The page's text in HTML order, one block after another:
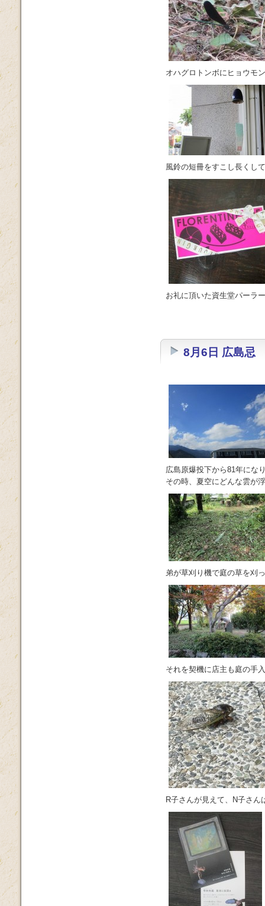
オハグロトンボにヒョウモ
風鈴の短冊をすこし長くし
お礼に頂いた資生堂パーラ
8月6日 広島忌
広島原爆投下から81年にな
その時、夏空にどんな雲が
弟が草刈り機で庭の草を刈
それを契機に店主も庭の手
R子さんが見えて、N子さ